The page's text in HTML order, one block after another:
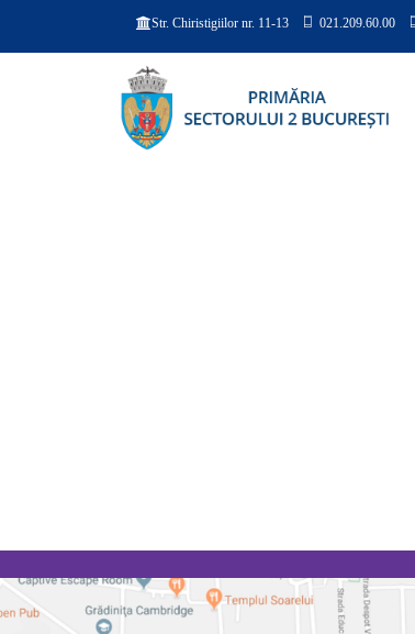
Str. Chiristigiilor nr. 11-13 021.209.60.00